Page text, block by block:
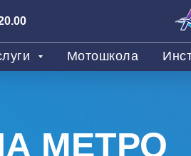
Мотошкола
МЕТРО